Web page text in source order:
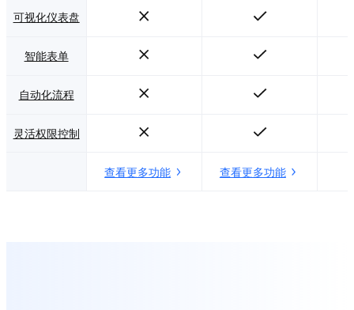
可视化仪表盘
智能表单
自动化流程
灵活权限控制
查看更多功能 查看更多功能